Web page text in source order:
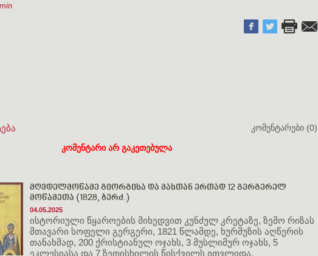
კომენტარები (0)
კომენტარი არ გაკეთებულა
მღვდელმოწამე გიორგისა და მასთან ერთად 12 გერგერელ
მოწამეთა (1828, ბერძ.)
04.05.2025
ისტორიული წყაროების მიხედვით კუნძულ კრეტაზე, ზემო რიზას
მთავარი სოფელი გერგერი, 1821 წლამდე, ხურმუზის აღწერის
თანახმად, 200 ქრისტიანულ ოჯახს, 3 მუსლიმურ ოჯახს, 5
ეკლესიასა და 7 ზეთისხილის წისქვილს ითვლიდა.